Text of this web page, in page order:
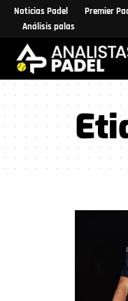
Noticias Padel Premier
Análisis palas